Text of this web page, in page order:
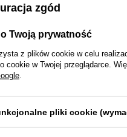
zgód
Twoją prywatność
z plików cookie w celu
cookie w Twojej przeglądarce.
pliki cookie